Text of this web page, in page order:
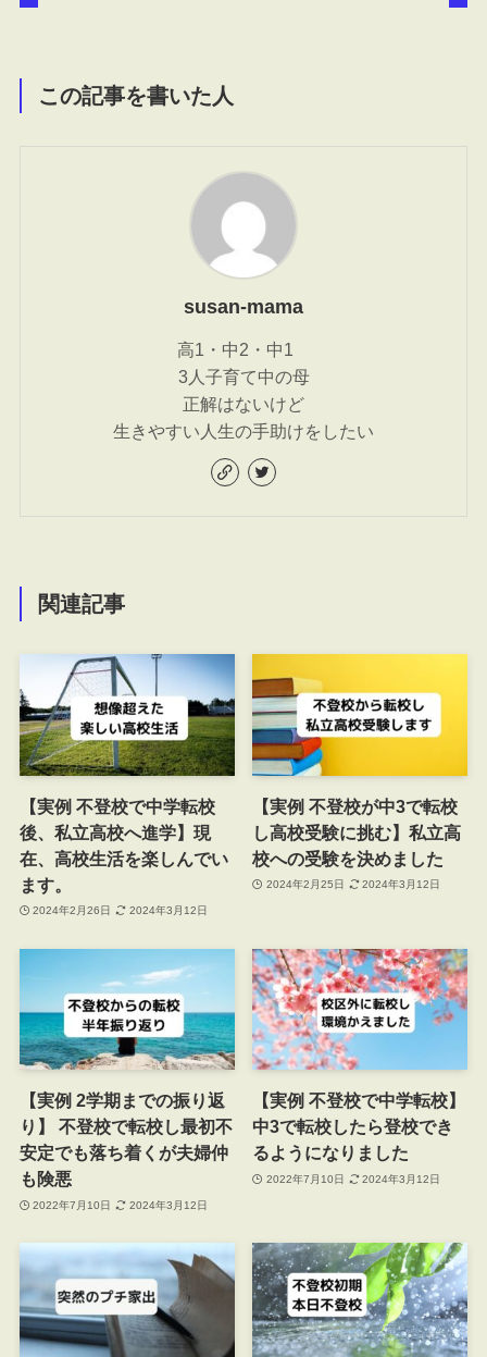
この記事を書いた人
susan-mama
高1・中2・中1
3人子育て中の母
正解はないけど
生きやすい人生の手助けをしたい
関連記事
【実例 不登校で中学転校
後、私立高校へ進学】現
在、高校生活を楽しんでい
ます。
2024年2月26日 2024年3月12日
【実例 不登校が中3で転校
し高校受験に挑む】私立高
校への受験を決めました
2024年2月25日 2024年3月12日
【実例 2学期までの振り返
り】 不登校で転校し最初不
安定でも落ち着くが夫婦仲
も険悪
2022年7月10日 2024年3月12日
【実例 不登校で中学転校】
中3で転校したら登校でき
るようになりました
2022年7月10日 2024年3月12日